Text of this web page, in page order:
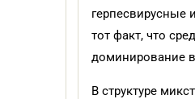
герпесвирусные
тот факт, что
доминирование
В структуре